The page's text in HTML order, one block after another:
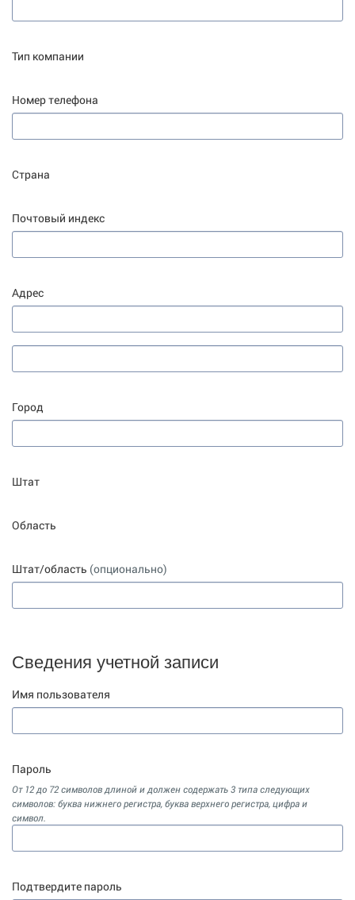
Тип компании
Номер телефона
Страна
Почтовый индекс
Адрес
Город
Штат
Область
Штат/область (опционально)
Сведения учетной записи
Имя пользователя
Пароль
От 12 до 72 символов длиной и должен содержать 3 типа следующих
символов: буква нижнего регистра, буква верхнего регистра, цифра и
символ.
Подтвердите пароль